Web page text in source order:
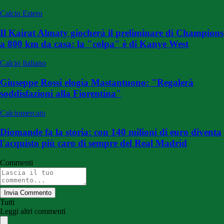
Calcio Estero
Il Kairat Almaty giocherà il preliminare di Champions
a 800 km da casa: la "colpa" è di Kanye West
Calcio Italiano
Giuseppe Rossi elogia Mastantuono: "Regalerà
soddisfazioni alla Fiorentina"
Calciomercato
Diomande fa la storia: con 140 milioni di euro diventa
l'acquisto più caro di sempre del Real Madrid
Commenti
Invia Commento
Tutti
Leggi altri commenti